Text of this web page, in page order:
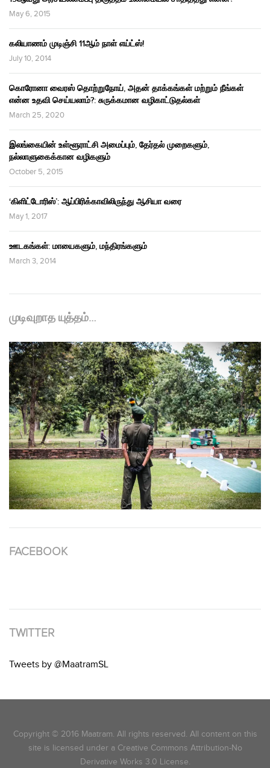
May 6, 2015
கலியாணம் முடிஞ்சி 11ஆம் நாள் எய்ட்ஸ்!
July 10, 2014
கொரோனா வைரஸ் தொற்றுநோய், அதன் தாக்கங்கள் மற்றும் நீங்கள்
என்ன உதவி செய்யலாம்?: சுருக்கமான வழிகாட்டுதல்கள்
March 25, 2020
இலங்கையின் உள்ளூராட்சி அமைப்பும், தேர்தல் முறைகளும்,
நல்லாளுகைக்கான வழிகளும்
October 5, 2015
‘கிளிட்டோரிஸ்’: ஆப்பிரிக்காவிலிருந்து ஆசியா வரை
May 1, 2017
ஊடகங்கள்: மாயைகளும், மந்திரங்களும்
March 3, 2014
முடிவுறாத யுத்தம்…
FACEBOOK
TWITTER
Tweets by @MaatramSL
Copyright © 2016 Maatram. All rights reserved. All content on this
site is licensed under a Creative Commons Attribution-No
Derivative Works 3.0 License.